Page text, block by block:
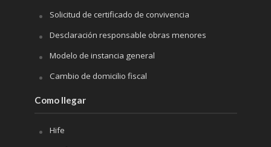
Solicitud de certificado de convivencia
Desclaración responsable obras menores
Modelo de instancia general
Cambio de domicilio fiscal
Como llegar
Hife